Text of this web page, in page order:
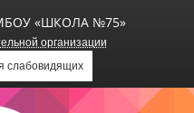
«ШКОЛА №75»
организации
слабовидящих